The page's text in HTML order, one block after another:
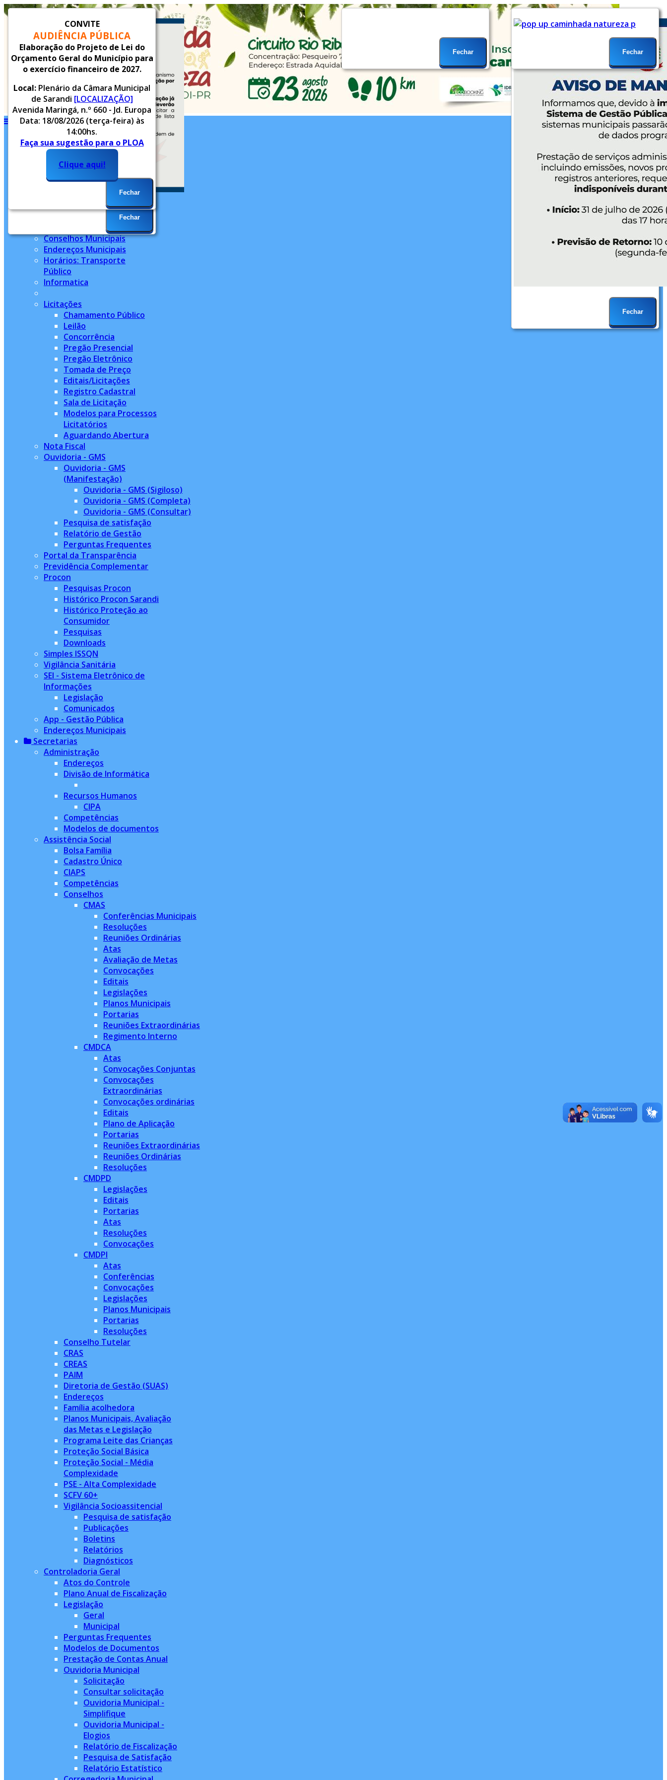
Inicial
Notícias
Serviços
Alvará Provisório
Concurso Público
Conselhos Municipais
Endereços Municipais
Horários: Transporte
Público
Informatica
Licitações
Chamamento Público
Leilão
Concorrência
Pregão Presencial
Pregão Eletrônico
Tomada de Preço
Editais/Licitações
Registro Cadastral
Sala de Licitação
Modelos para Processos
Licitatórios
Aguardando Abertura
Nota Fiscal
Ouvidoria - GMS
Ouvidoria - GMS
(Manifestação)
Ouvidoria - GMS (Sigiloso)
Ouvidoria - GMS (Completa)
Ouvidoria - GMS (Consultar)
Pesquisa de satisfação
Relatório de Gestão
Perguntas Frequentes
Portal da Transparência
Previdência Complementar
Procon
Pesquisas Procon
Histórico Procon Sarandi
Histórico Proteção ao
Consumidor
Pesquisas
Downloads
Simples ISSQN
Vigilância Sanitária
SEI - Sistema Eletrônico de
Informações
Legislação
Comunicados
App - Gestão Pública
Endereços Municipais
Secretarias
Administração
Endereços
Divisão de Informática
Recursos Humanos
CIPA
Competências
Modelos de documentos
Assistência Social
Bolsa Família
Cadastro Único
CIAPS
Competências
Conselhos
CMAS
Conferências Municipais
Resoluções
Reuniões Ordinárias
Atas
Avaliação de Metas
Convocações
Editais
Legislações
Planos Municipais
Portarias
Reuniões Extraordinárias
Regimento Interno
CMDCA
Atas
Convocações Conjuntas
Convocações
Extraordinárias
Convocações ordinárias
Editais
Plano de Aplicação
Portarias
Reuniões Extraordinárias
Reuniões Ordinárias
Resoluções
CMDPD
Legislações
Editais
Portarias
Atas
Resoluções
Convocações
CMDPI
Atas
Conferências
Convocações
Legislações
Planos Municipais
Portarias
Resoluções
Conselho Tutelar
CRAS
CREAS
PAIM
Diretoria de Gestão (SUAS)
Endereços
Família acolhedora
Planos Municipais, Avaliação
das Metas e Legislação
Programa Leite das Crianças
Proteção Social Básica
Proteção Social - Média
Complexidade
PSE - Alta Complexidade
SCFV 60+
Vigilância Socioassitencial
Pesquisa de satisfação
Publicações
Boletins
Relatórios
Diagnósticos
Controladoria Geral
Atos do Controle
Plano Anual de Fiscalização
Legislação
Geral
Municipal
Perguntas Frequentes
Modelos de Documentos
Prestação de Contas Anual
Ouvidoria Municipal
Solicitação
Consultar solicitação
Ouvidoria Municipal -
Simplifique
Ouvidoria Municipal -
Elogios
Relatório de Fiscalização
Pesquisa de Satisfação
Relatório Estatístico
Fechar
CONVITE
AUDIÊNCIA PÚBLICA
Elaboração do Projeto de Lei do
Orçamento Geral do Município para
o exercício financeiro de 2027.
Local: Plenário da Câmara Municipal
de Sarandi [LOCALIZAÇÃO]
Avenida Maringá, n.º 660 - Jd. Europa
Data: 18/08/2026 (terça-feira) às
14:00hs.
Faça sua sugestão para o PLOA
Clique aqui!
Fechar
Fechar
Fechar
Fechar